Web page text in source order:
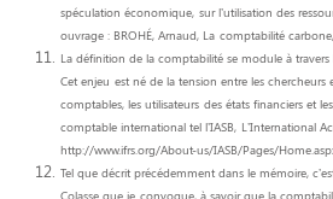
spéculation économique, sur l’utilisation des
ouvrage : BROHÉ, Arnaud, La comptabilité
La définition de la comptabilité se module à
Cet enjeu est né de la tension entre les chercheurs
comptables, les utilisateurs des états financiers et
comptable international tel l’IASB, L’International
http://www.ifrs.org/About-us/IASB/Pages/
Tel que décrit précédemment dans le mémoire,
Colasse que je convoque, à savoir que la